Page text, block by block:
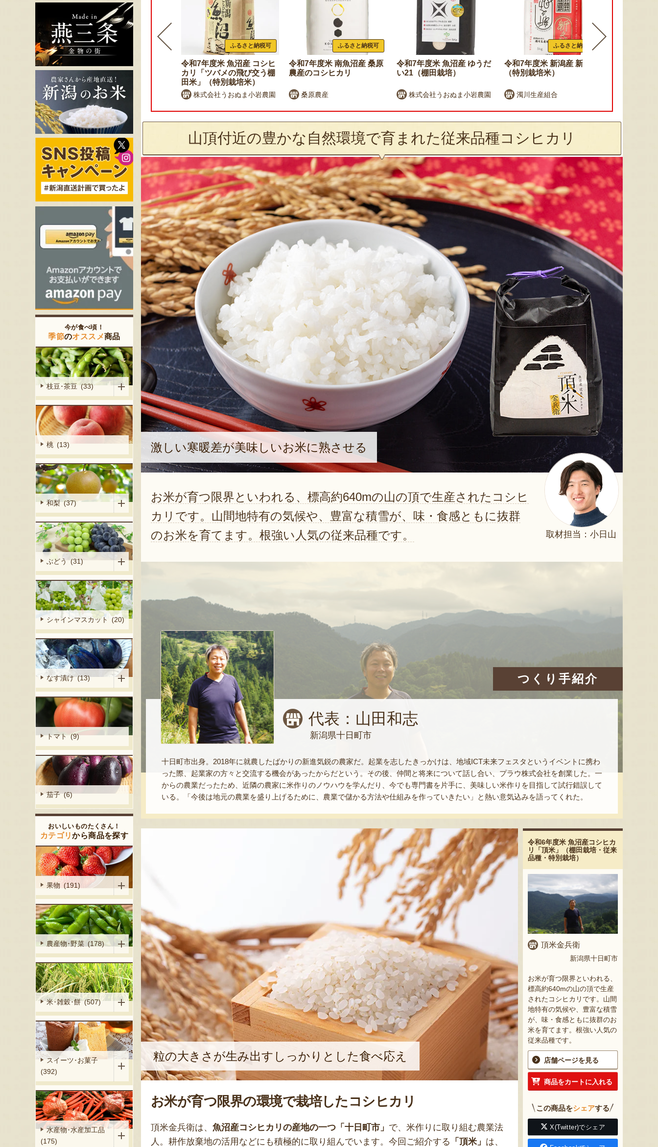
シキ
高島農場
ふるさと納税可
令和7年度米 魚沼産 コシヒ
カリ「ツバメの飛び交う棚
田米」（特別栽培米）
株式会社うおぬま小岩農園
ふるさと納税可
令和7年度米 南魚沼産 桑原
農産のコシヒカリ
桑原農産
令和7年度米 魚沼産 ゆうだ
い21（棚田栽培）
株式会社うおぬま小岩農園
ふるさと納税可
令和7年度米 新潟産 新之助
（特別栽培米）
濁川生産組合
山頂付近の豊かな自然環境で育まれた従来品種コシヒカリ
激しい寒暖差が美味しいお米に熟させる
取材担当：小日山
お米が育つ限界といわれる、標高約640mの山の頂で生産されたコシヒ
カリです。山間地特有の気候や、豊富な積雪が、味・食感ともに抜群
のお米を育てます。根強い人気の従来品種です。
つくり手紹介
代表：山田和志
新潟県十日町市
十日町市出身。2018年に就農したばかりの新進気鋭の農家だ。起業を志したきっかけは、地域ICT未来フェスタというイベントに携わ
った際、起業家の方々と交流する機会があったからだという。その後、仲間と将来について話し合い、プラウ株式会社を創業した。一
からの農業だったため、近隣の農家に米作りのノウハウを学んだり、今でも専門書を片手に、美味しい米作りを目指して試行錯誤して
いる。「今後は地元の農業を盛り上げるために、農業で儲かる方法や仕組みを作っていきたい」と熱い意気込みを語ってくれた。
粒の大きさが生み出すしっかりとした食べ応え
お米が育つ限界の環境で栽培したコシヒカリ
頂米金兵衛は、 魚沼産コシヒカリの産地の一つ「十日町市」 で、米作りに取り組む農業法
人。耕作放棄地の活用などにも積極的に取り組んでいます。今回ご紹介する 「頂米」 は、
令和6年度米 魚沼産コシヒカ
リ「頂米」（棚田栽培・従来
品種・特別栽培）
頂米金兵衛
新潟県十日町市
お米が育つ限界といわれる、
標高約640mの山の頂で生産
されたコシヒカリです。山間
地特有の気候や、豊富な積雪
が、味・食感ともに抜群のお
米を育てます。根強い人気の
従来品種です。
店舗ページを見る
商品をカートに入れる
この商品をシェアする
X(Twitter)でシェア
今が食べ頃！
季節のオススメ商品
枝豆･茶豆 (33)
桃 (13)
和梨 (37)
ぶどう (31)
シャインマスカット (20)
なす漬け (13)
トマト (9)
茄子 (6)
おいしいものたくさん！
カテゴリから商品を探す
果物 (191)
農産物･野菜 (178)
米･雑穀･餅 (507)
スイーツ･お菓子
(392)
水産物･水産加工品
(175)